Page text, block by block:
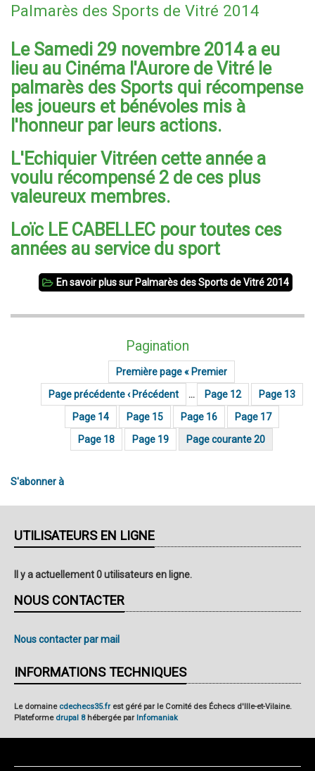
Palmarès des Sports de Vitré 2014
Le Samedi 29 novembre 2014 a eu
lieu au Cinéma l'Aurore de Vitré le
palmarès des Sports qui récompense
les joueurs et bénévoles mis à
l'honneur par leurs actions.
L'Echiquier Vitréen cette année a
voulu récompensé 2 de ces plus
valeureux membres.
Loïc LE CABELLEC pour toutes ces
années au service du sport
En savoir plussur Palmarès des Sports de Vitré 2014
Pagination
Première page« Premier
Page précédente ‹ Précédent … Page 12 Page 13
Page 14 Page 15 Page 16 Page 17
Page 18 Page 19 Page courante20
S'abonner à
UTILISATEURS EN LIGNE
Il y a actuellement 0 utilisateurs en ligne.
NOUS CONTACTER
Nous contacter par mail
INFORMATIONS TECHNIQUES
Le domaine cdechecs35.frest géré par le Comité des Échecs d'Ille-et-Vilaine.
Plateforme drupal 8hébergée par Infomaniak